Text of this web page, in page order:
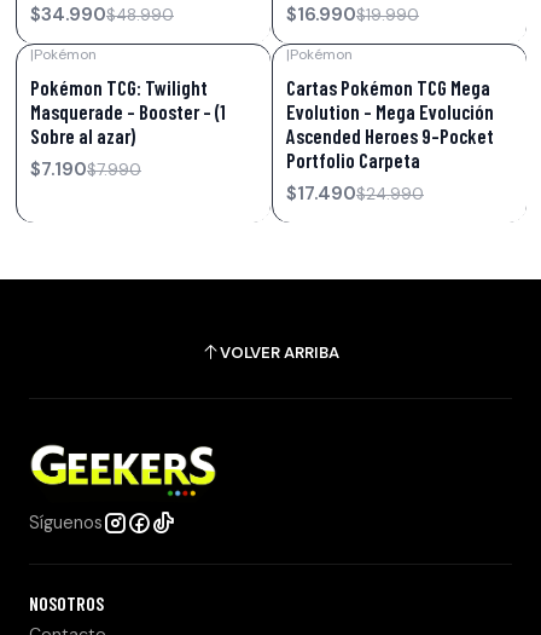
$34.990$48.990
$16.990$19.990
|Pokémon
Pokémon TCG: Twilight
Masquerade – Booster - (1
Sobre al azar)
$7.190$7.990
|Pokémon
Cartas Pokémon TCG Mega
Evolution – Mega Evolución
Ascended Heroes 9-Pocket
Portfolio Carpeta
$17.490$24.990
VOLVER ARRIBA
Síguenos
NOSOTROS